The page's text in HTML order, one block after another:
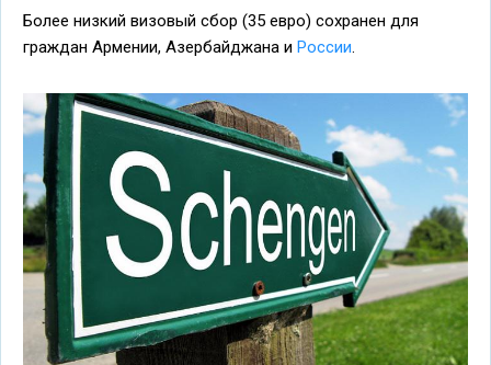
Более низкий визовый сбор (35 евро) сохранен для
граждан Армении, Азербайджана и России.